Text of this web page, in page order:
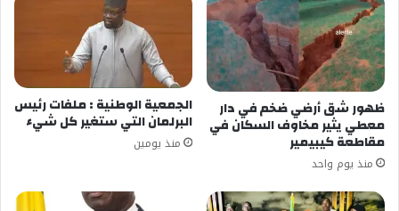
ظهور شق أرضي ضخم في دار
معطي يثير مخاوف السكان في
مقاطعة كيبيمير
منذ يوم واحد
الجمعية الوطنية : ملفات رئيس
البرلمان التي ستغير كل شيء
منذ يومين